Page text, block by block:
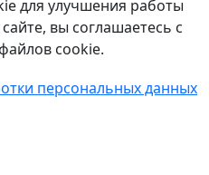
для улучшения работы
вы соглашаетесь с
cookie.
персональных данных